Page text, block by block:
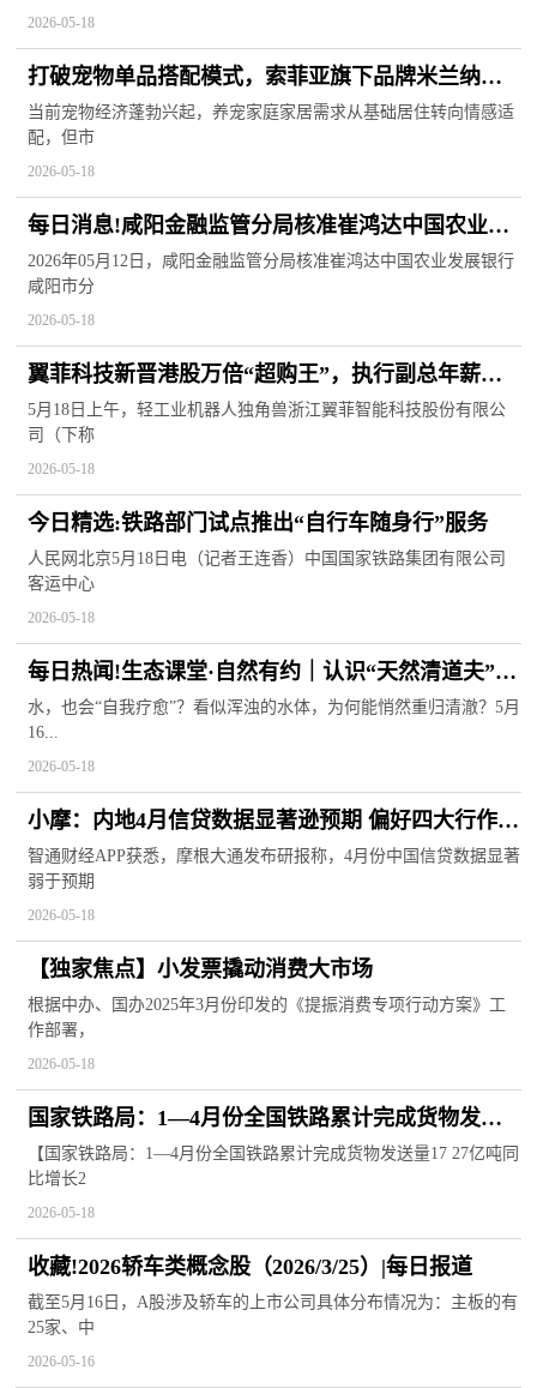
2026-05-18
打破宠物单品搭配模式，索菲亚旗下品牌米兰纳发
力“人宠共居”_每日快播
当前宠物经济蓬勃兴起，养宠家庭家居需求从基础居住转向情感适
配，但市
2026-05-18
每日消息!咸阳金融监管分局核准崔鸿达中国农业发
展银行咸阳市分行行长助理任职资格
2026年05月12日，咸阳金融监管分局核准崔鸿达中国农业发展银行
咸阳市分
2026-05-18
翼菲科技新晋港股万倍“超购王”，执行副总年薪
1338万为老板28倍
5月18日上午，轻工业机器人独角兽浙江翼菲智能科技股份有限公
司（下称
2026-05-18
今日精选:铁路部门试点推出“自行车随身行”服务
人民网北京5月18日电（记者王连香）中国国家铁路集团有限公司
客运中心
2026-05-18
每日热闻!生态课堂·自然有约｜认识“天然清道夫”，
揭秘水体自净的秘密
水，也会“自我疗愈”？看似浑浊的水体，为何能悄然重归清澈？5月
16...
2026-05-18
小摩：内地4月信贷数据显著逊预期 偏好四大行作防
御性配置
智通财经APP获悉，摩根大通发布研报称，4月份中国信贷数据显著
弱于预期
2026-05-18
【独家焦点】小发票撬动消费大市场
根据中办、国办2025年3月份印发的《提振消费专项行动方案》工
作部署，
2026-05-18
国家铁路局：1—4月份全国铁路累计完成货物发送
量17.27亿吨 同比增长2.8%
【国家铁路局：1—4月份全国铁路累计完成货物发送量17 27亿吨同
比增长2
2026-05-18
收藏!2026轿车类概念股（2026/3/25）|每日报道
截至5月16日，A股涉及轿车的上市公司具体分布情况为：主板的有
25家、中
2026-05-16